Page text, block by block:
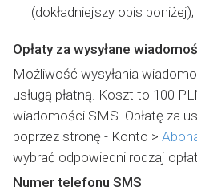
(dokładniejszy opis poniżej);
Opłaty za wysyłane
Możliwość wysyłania
usługą płatną. Koszt to 100
wiadomości SMS. Opłatę za
poprzez stronę - Konto >
wybrać odpowiedni rodzaj
Numer telefonu SMS